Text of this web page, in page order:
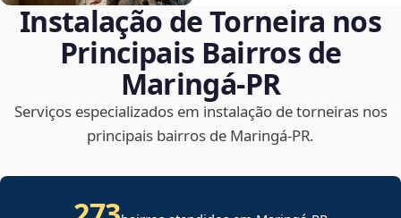
Instalação de Torneira nos
Principais Bairros de
Maringá‑PR
Serviços especializados em instalação de torneiras nos
principais bairros de Maringá‑PR.